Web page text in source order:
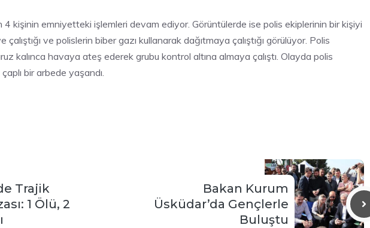
4 kişinin emniyetteki işlemleri devam ediyor. Görüntülerde ise polis ekiplerinin bir kişiyi
ve polislerin biber gazı kullanarak dağıtmaya çalıştığı görülüyor. Polis
kalınca havaya ateş ederek grubu kontrol altına almaya çalıştı. Olayda polis
bir arbede yaşandı.
Trajik
1 Ölü, 2
Bakan Kurum
Üsküdar’da Gençlerle
Buluştu